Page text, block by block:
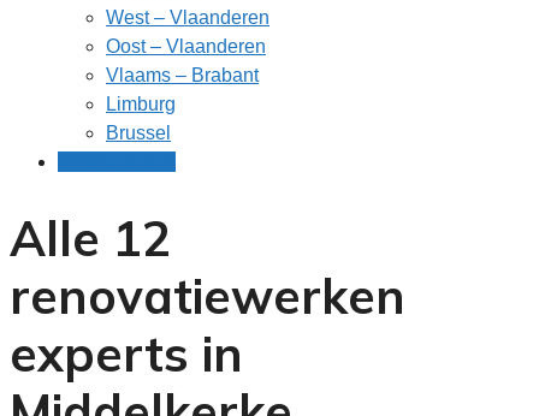
West – Vlaanderen
Oost – Vlaanderen
Vlaams – Brabant
Limburg
Brussel
Alle 12
renovatiewerken
experts in